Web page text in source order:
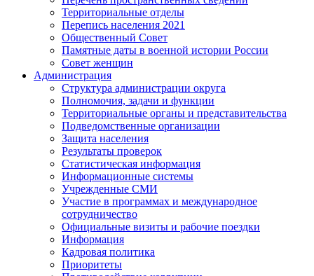
Территориальные отделы
Перепись населения 2021
Общественный Совет
Памятные даты в военной истории России
Совет женщин
Администрация
Структура администрации округа
Полномочия, задачи и функции
Территориальные органы и представительства
Подведомственные организации
Защита населения
Результаты проверок
Статистическая информация
Информационные системы
Учрежденные СМИ
Участие в программах и международное
сотрудничество
Официальные визиты и рабочие поездки
Информация
Кадровая политика
Приоритеты